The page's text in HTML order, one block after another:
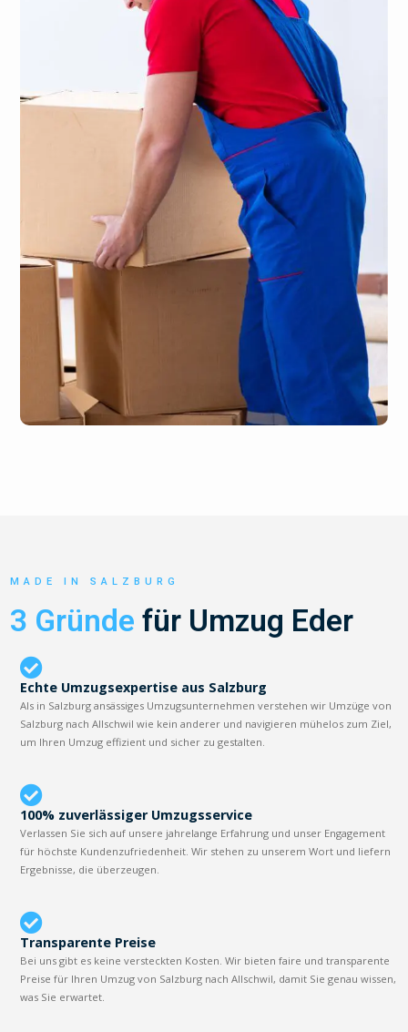
MADE IN SALZBURG
3 Gründe für Umzug Eder
Echte Umzugsexpertise aus Salzburg
Als in Salzburg ansässiges Umzugsunternehmen verstehen wir Umzüge von
Salzburg nach Allschwil wie kein anderer und navigieren mühelos zum Ziel,
um Ihren Umzug effizient und sicher zu gestalten.
100% zuverlässiger Umzugsservice
Verlassen Sie sich auf unsere jahrelange Erfahrung und unser Engagement
für höchste Kundenzufriedenheit. Wir stehen zu unserem Wort und liefern
Ergebnisse, die überzeugen.
Transparente Preise
Bei uns gibt es keine versteckten Kosten. Wir bieten faire und transparente
Preise für Ihren Umzug von Salzburg nach Allschwil, damit Sie genau wissen,
was Sie erwartet.